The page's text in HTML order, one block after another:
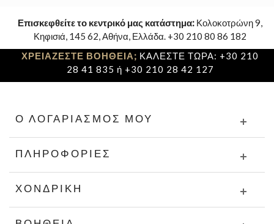
Επισκεφθείτε το κεντρικό μας κατάστημα: Κολοκοτρώνη 9,
Κηφισιά, 145 62, Αθήνα, Ελλάδα. +30 210 80 86 182
ΧΡΕΙΑΖΕΣΤΕ ΒΟΗΘΕΙΑ; ΚΑΛΕΣΤΕ ΤΩΡΑ: +30 210
28 41 835 ή +30 210 28 42 127
Ο ΛΟΓΑΡΙΑΣΜΌΣ ΜΟΥ
ΠΛΗΡΟΦΟΡΊΕΣ
ΧΟΝΔΡΙΚΉ